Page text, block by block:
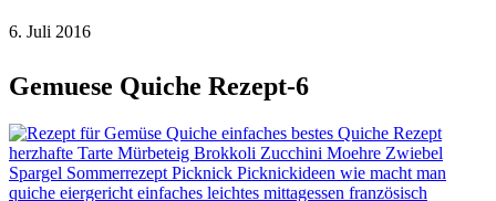
6. Juli 2016
Gemuese Quiche Rezept-6